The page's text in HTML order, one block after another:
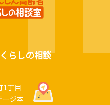
らしの相談
1丁目
ージ本